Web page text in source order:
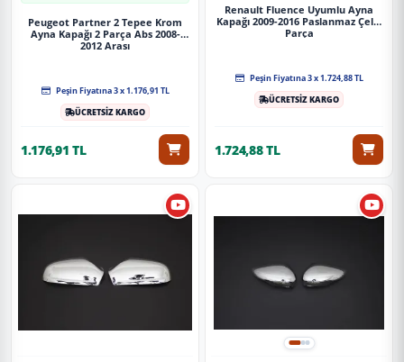
Peugeot Partner 2 Tepee Krom
Ayna Kapağı 2 Parça Abs 2008-
2012 Arası
Peşin Fiyatına 3 x 1.176,91 TL
ÜCRETSİZ KARGO
1.176,91 TL
Renault Fluence Uyumlu Ayna
Kapağı 2009-2016 Paslanmaz Çelik
Parça
Peşin Fiyatına 3 x 1.724,88 TL
ÜCRETSİZ KARGO
1.724,88 TL